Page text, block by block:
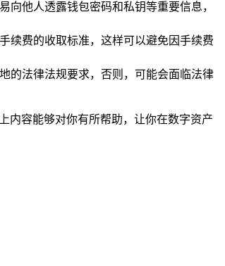
他人透露钱包密码和私钥等重要信息，
续费的收取标准，这样可以避免因手续费
的法律法规要求，否则，可能会面临法律
内容能够对你有所帮助，让你在数字资产